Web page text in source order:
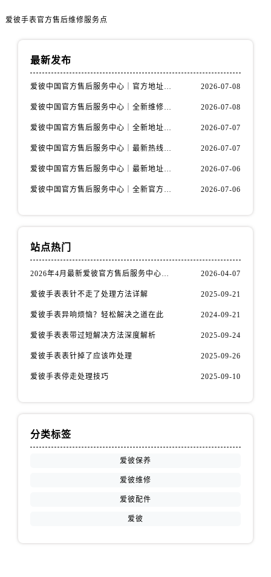
安徽省芜湖市镜湖区中山路步行街爱彼售后服务中心（需提前预约）
江苏省常州市新北区龙锦路1590号现代传媒中心5号楼10层1008室爱彼售后服务中心（需提前预约）
江苏省南京市秦淮区中山南路1号南京中心22层22-C1-C3室爱彼售后服务中心（需提前预约）
爱彼手表官方售后维修服务点
最新发布
爱彼中国官方售后服务中心｜官方地址及售后热线电话权威信息声明（2026年7月最新） 2026-07-08
爱彼中国官方售后服务中心｜全新维修地址及客服热线权威信息通告（2026年7月最新） 2026-07-08
爱彼中国官方售后服务中心｜全新地址及服务热线权威信息通告（2026年7月最新） 2026-07-07
爱彼中国官方售后服务中心｜最新热线电话与地址权威信息声明（2026年7月最新） 2026-07-07
爱彼中国官方售后服务中心｜最新地址及官方售后热线权威信息通知（2026年7月最新） 2026-07-06
爱彼中国官方售后服务中心｜全新官方地址与24小时热线权威信息通知（2026年7月最新） 2026-07-06
站点热门
2026年4月最新爱彼官方售后服务中心网点考察报告（新址） 2026-04-07
爱彼手表表针不走了处理方法详解 2025-09-21
爱彼手表异响烦恼？轻松解决之道在此 2024-09-21
爱彼手表表带过短解决方法深度解析 2025-09-24
爱彼手表表针掉了应该咋处理 2025-09-26
爱彼手表停走处理技巧 2025-09-10
分类标签
爱彼保养
爱彼维修
爱彼配件
爱彼